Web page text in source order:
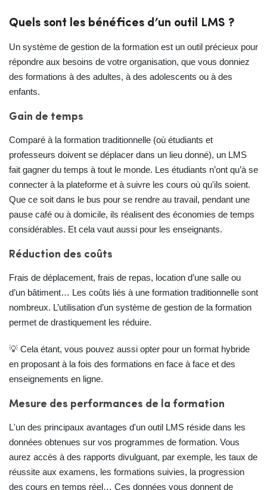
Quels sont les bénéfices d’un outil LMS ?
Un système de gestion de la formation est un outil précieux pour
répondre aux besoins de votre organisation, que vous donniez
des formations à des adultes, à des adolescents ou à des
enfants.
Gain de temps
Comparé à la formation traditionnelle (où étudiants et
professeurs doivent se déplacer dans un lieu donné), un LMS
fait gagner du temps à tout le monde. Les étudiants n’ont qu’à se
connecter à la plateforme et à suivre les cours où qu'ils soient.
Que ce soit dans le bus pour se rendre au travail, pendant une
pause café ou à domicile, ils réalisent des économies de temps
considérables. Et cela vaut aussi pour les enseignants.
Réduction des coûts
Frais de déplacement, frais de repas, location d’une salle ou
d’un bâtiment… Les coûts liés à une formation traditionnelle sont
nombreux. L’utilisation d’un système de gestion de la formation
permet de drastiquement les réduire.
💡 Cela étant, vous pouvez aussi opter pour un format hybride
en proposant à la fois des formations en face à face et des
enseignements en ligne.
Mesure des performances de la formation
L'un des principaux avantages d'un outil LMS réside dans les
données obtenues sur vos programmes de formation. Vous
aurez accès à des rapports divulguant, par exemple, les taux de
réussite aux examens, les formations suivies, la progression
des cours en temps réel… Ces données vous donnent de